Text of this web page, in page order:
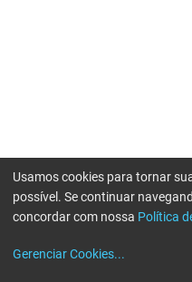
Usamos cookies para tornar
possível. Se continuar
concordar com nossa Política
Gerenciar Cookies...
Erro ao enviar informações,